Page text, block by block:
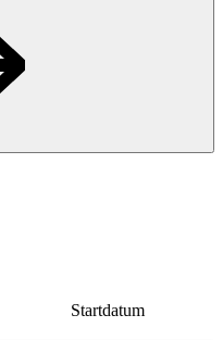
Startdatum